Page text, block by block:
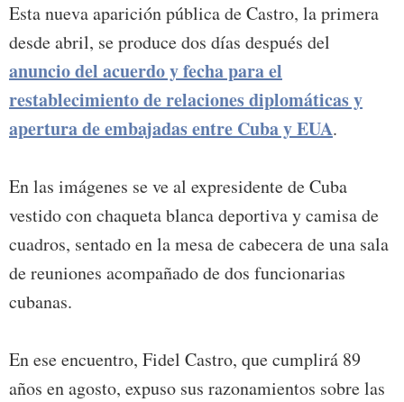
Esta nueva aparición pública de Castro, la primera
desde abril, se produce dos días después del
anuncio del acuerdo y fecha para el
restablecimiento de relaciones diplomáticas y
apertura de embajadas entre Cuba y EUA.
En las imágenes se ve al expresidente de Cuba
vestido con chaqueta blanca deportiva y camisa de
cuadros, sentado en la mesa de cabecera de una sala
de reuniones acompañado de dos funcionarias
cubanas.
En ese encuentro, Fidel Castro, que cumplirá 89
años en agosto, expuso sus razonamientos sobre las